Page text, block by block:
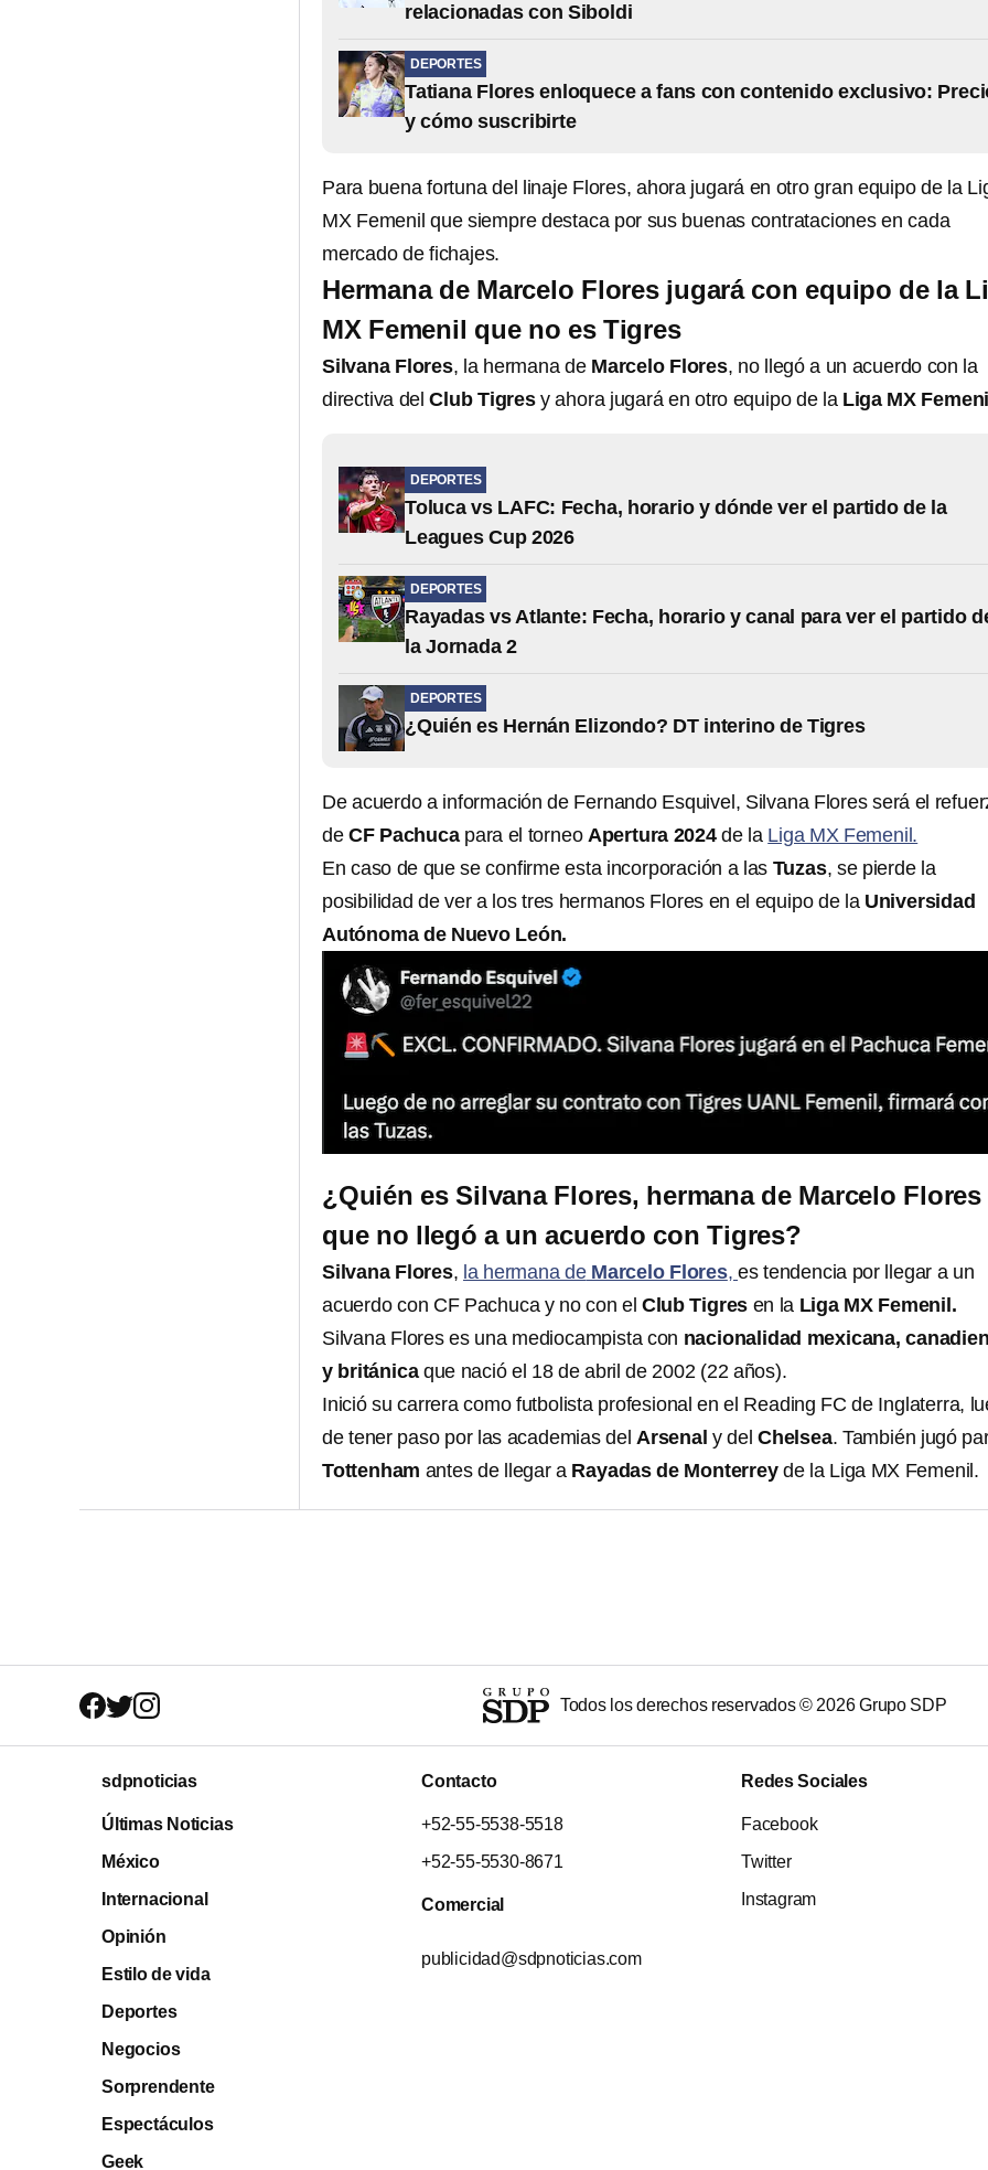
relacionadas con Siboldi
DEPORTES
Tatiana Flores enloquece a fans con contenido exclusivo:
y cómo suscribirte
Para buena fortuna del linaje Flores, ahora jugará en otro gran equipo de la
MX Femenil que siempre destaca por sus buenas contrataciones en cada
mercado de fichajes.
Hermana de Marcelo Flores jugará con equipo de la
MX Femenil que no es Tigres
Silvana Flores, la hermana de Marcelo Flores, no llegó a un acuerdo con la
directiva delClub Tigresy ahora jugará en otro equipo de la Liga MX
DEPORTES
Toluca vs LAFC: Fecha, horario y dónde ver el partido de la
Leagues Cup 2026
DEPORTES
Rayadas vs Atlante: Fecha, horario y canal para ver el partido
la Jornada 2
DEPORTES
¿Quién es Hernán Elizondo? DT interino de Tigres
De acuerdo a información de Fernando Esquivel, Silvana Flores será el
de CF Pachucapara el torneo Apertura 2024de la Liga MX Femenil.
En caso de que se confirme esta incorporación a las Tuzas, se pierde la
posibilidad de ver a los tres hermanos Flores en el equipo de laUniversidad
Autónoma de Nuevo León.
¿Quién es Silvana Flores, hermana de Marcelo Flores
que no llegó a un acuerdo con Tigres?
Silvana Flores, la hermana deMarcelo Flores,es tendencia por llegar a un
acuerdo con CF Pachuca y no con el Club Tigres en la Liga MX Femenil.
Silvana Flores es una mediocampista con nacionalidad mexicana,
y británica que nació el 18 de abril de 2002 (22 años).
Inició su carrera como futbolista profesional en el Reading FC de Inglaterra,
de tener paso por las academias del Arsenal y del Chelsea. También jugó
Tottenham antes de llegar a Rayadas de Monterreyde la Liga MX Femenil.
Todos los derechos reservados © 2026Grupo SDP
sdpnoticias
Últimas Noticias
México
Internacional
Opinión
Estilo de vida
Deportes
Negocios
Sorprendente
Espectáculos
Geek
Contacto
+52-55-5538-5518
+52-55-5530-8671
Comercial
publicidad@sdpnoticias.com
Redes Sociales
Facebook
Twitter
Instagram